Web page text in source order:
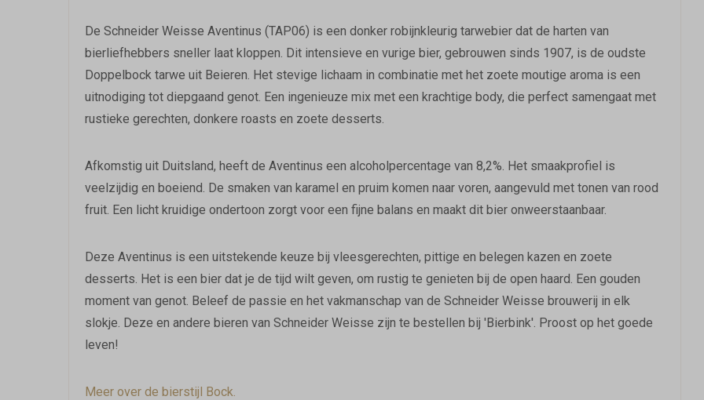
De Schneider Weisse Aventinus (TAP06) is een donker robijnkleurig tarwebier dat de harten van
bierliefhebbers sneller laat kloppen. Dit intensieve en vurige bier, gebrouwen sinds 1907, is de oudste
Doppelbock tarwe uit Beieren. Het stevige lichaam in combinatie met het zoete moutige aroma is een
uitnodiging tot diepgaand genot. Een ingenieuze mix met een krachtige body, die perfect samengaat met
rustieke gerechten, donkere roasts en zoete desserts.
Afkomstig uit Duitsland, heeft de Aventinus een alcoholpercentage van 8,2%. Het smaakprofiel is
veelzijdig en boeiend. De smaken van karamel en pruim komen naar voren, aangevuld met tonen van rood
fruit. Een licht kruidige ondertoon zorgt voor een fijne balans en maakt dit bier onweerstaanbaar.
Deze Aventinus is een uitstekende keuze bij vleesgerechten, pittige en belegen kazen en zoete
desserts. Het is een bier dat je de tijd wilt geven, om rustig te genieten bij de open haard. Een gouden
moment van genot. Beleef de passie en het vakmanschap van de Schneider Weisse brouwerij in elk
slokje. Deze en andere bieren van Schneider Weisse zijn te bestellen bij 'Bierbink'. Proost op het goede
leven!
Meer over de bierstijl Bock.